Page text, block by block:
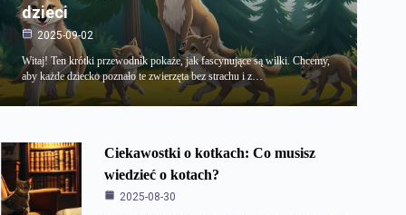
dzieci
2025-09-02
Witaj! Ten krótki przewodnik pokaże, jak fascynujące są wilki. Chcemy,
aby każde dziecko poznało te zwierzęta bez strachu i z…
Ciekawostki o kotkach: Co musisz
wiedzieć o kotach?
2025-08-30